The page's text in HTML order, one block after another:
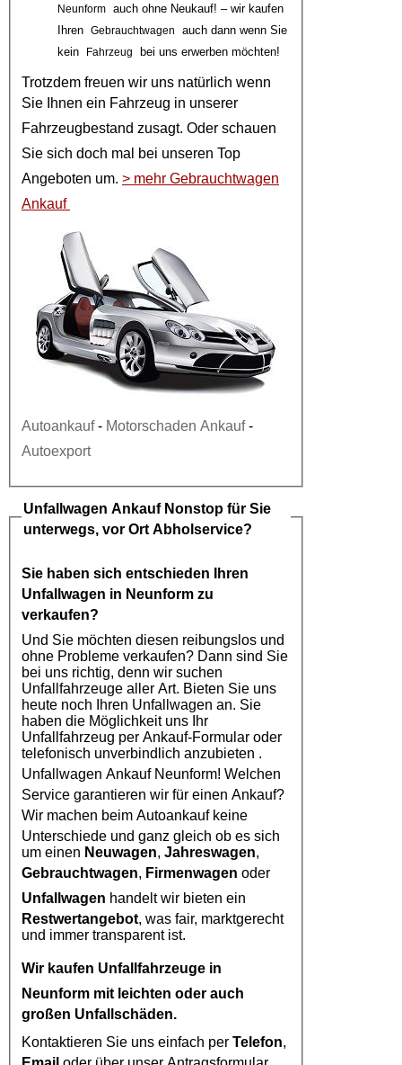
Neunform auch ohne Neukauf! – wir kaufen
Ihren Gebrauchtwagen
auch dann wenn Sie
kein
Fahrzeug bei uns erwerben möchten!
Trotzdem freuen wir uns natürlich wenn
Sie Ihnen ein Fahrzeug in unserer
Fahrzeugbestand zusagt. Oder schauen
Sie sich doch mal bei unseren Top
Angeboten um. > mehr Gebrauchtwagen
Ankauf
Autoankauf- Motorschaden Ankauf-
Autoexport
Unfallwagen AnkaufNonstop für Sie
unterwegs, vor Ort Abholservice?
Sie haben sich entschieden Ihren
Unfallwagen in Neunform zu
verkaufen?
Und Sie möchten diesen reibungslos und
ohne Probleme verkaufen? Dann sind Sie
bei uns richtig, denn wir suchen
Unfallfahrzeuge aller Art. Bieten Sie uns
heute noch Ihren Unfallwagen an. Sie
haben die Möglichkeit uns Ihr
Unfallfahrzeug per Ankauf-Formular oder
telefonisch unverbindlich anzubieten .
Unfallwagen Ankauf Neunform! Welchen
Service garantieren wir für einen Ankauf?
Wir machen beim Autoankaufkeine
Unterschiede und ganz gleich ob es sich
um einen Neuwagen, Jahreswagen,
Gebrauchtwagen, Firmenwagen oder
Unfallwagen
handelt wir bieten ein
Restwertangebot, was fair, marktgerecht
und immer transparent ist.
Wir kaufen Unfallfahrzeuge in
Neunform mit leichten oder auch
großen Unfallschäden.
Kontaktieren Sie uns einfach per Telefon,